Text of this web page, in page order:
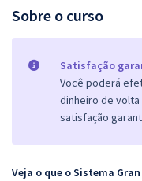
Sobre o curso
Satisfação
Você poderá
dinheiro de volta
satisfação
Veja o que o Sistema